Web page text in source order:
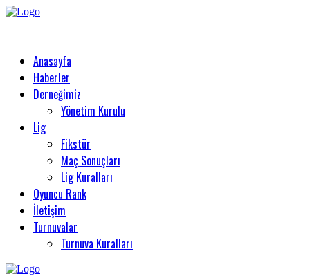
Anasayfa
Haberler
Derneğimiz
Yönetim Kurulu
Lig
Fikstür
Maç Sonuçları
Lig Kuralları
Oyuncu Rank
İletişim
Turnuvalar
Turnuva Kuralları